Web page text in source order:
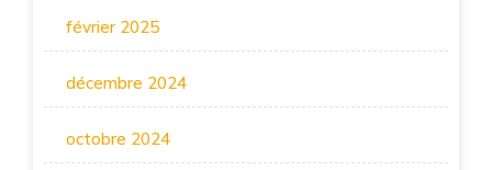
février 2025
décembre 2024
octobre 2024